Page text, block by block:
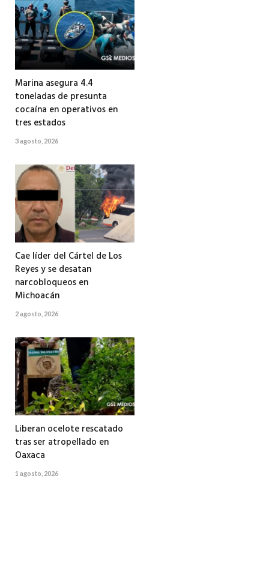
Marina asegura 4.4
toneladas de presunta
cocaína en operativos en
tres estados
3 agosto, 2026
Cae líder del Cártel de Los
Reyes y se desatan
narcobloqueos en
Michoacán
2 agosto, 2026
Liberan ocelote rescatado
tras ser atropellado en
Oaxaca
1 agosto, 2026